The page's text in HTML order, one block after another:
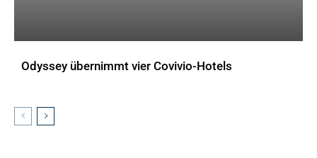
Odyssey übernimmt vier Covivio-Hotels